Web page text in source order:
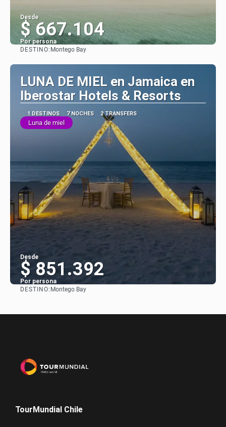
Desde
$ 667.104
Por persona
DESTINO: Montego Bay
LUNA DE MIEL en Jamaica en
Iberostar Hotels & Resorts
1 DESTINOS 7 NOCHES 2 TRANSFERS
Luna de miel
Desde
$ 851.392
Por persona
DESTINO: Montego Bay
TourMundial Chile